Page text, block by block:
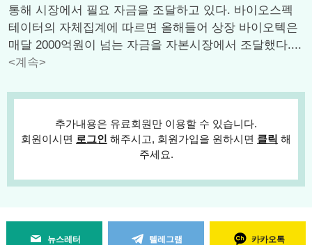
통해 시장에서 필요 자금을 조달하고 있다. 바이오스펙
테이터의 자체집계에 따르면 올해들어 상장 바이오텍은
매달 2000억원이 넘는 자금을 자본시장에서 조달했다....
<계속>
추가내용은 유료회원만 이용할 수 있습니다.
회원이시면 로그인 해주시고, 회원가입을 원하시면 클릭 해
주세요.
뉴스레터 텔레그램 카카오톡